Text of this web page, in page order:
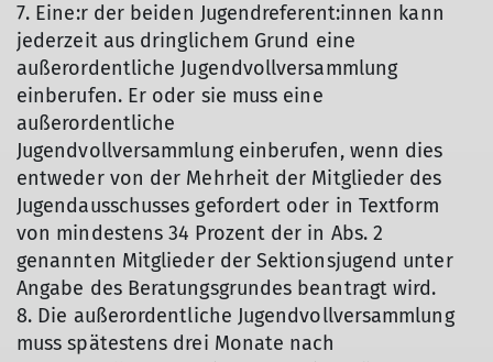
7. Eine:r der beiden Jugendreferent:innen kann
jederzeit aus dringlichem Grund eine
außerordentliche Jugendvollversammlung
einberufen. Er oder sie muss eine
außerordentliche
Jugendvollversammlung einberufen, wenn dies
entweder von der Mehrheit der Mitglieder des
Jugendausschusses gefordert oder in Textform
von mindestens 34 Prozent der in Abs. 2
genannten Mitglieder der Sektionsjugend unter
Angabe des Beratungsgrundes beantragt wird.
8. Die außerordentliche Jugendvollversammlung
muss spätestens drei Monate nach